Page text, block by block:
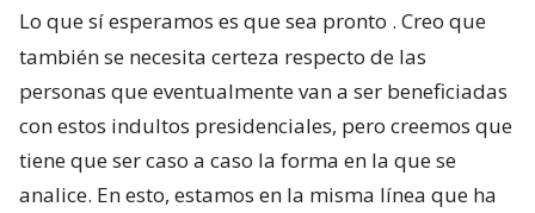
Lo que sí esperamos es que sea pronto . Creo que
también se necesita certeza respecto de las
personas que eventualmente van a ser beneficiadas
con estos indultos presidenciales, pero creemos que
tiene que ser caso a caso la forma en la que se
analice. En esto, estamos en la misma línea que ha